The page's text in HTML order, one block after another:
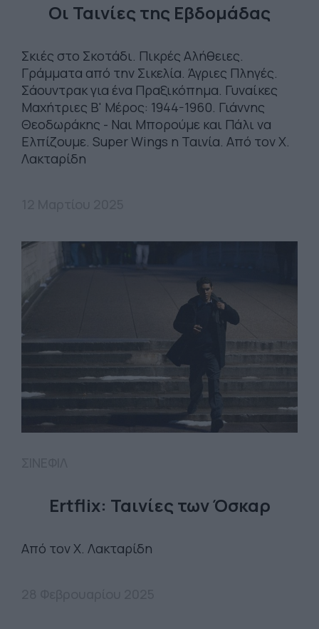
Οι Ταινίες της Εβδομάδας
Σκιές στο Σκοτάδι. Πικρές Αλήθειες.
Γράμματα από την Σικελία. Άγριες Πληγές.
Σάουντρακ για ένα Πραξικόπημα. Γυναίκες
Μαχήτριες Β' Μέρος: 1944-1960. Γιάννης
Θεοδωράκης - Ναι Μπορούμε και Πάλι να
Ελπίζουμε. Super Wings η Ταινία. Από τον Χ.
Λακταρίδη
Ertflix: Ταινίες των Όσκαρ
Από τον Χ. Λακταρίδη